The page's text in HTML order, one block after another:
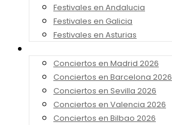
Festivales en Andalucia
Festivales en Galicia
Festivales en Asturias
Conciertos en Madrid 2026
Conciertos en Barcelona 2026
Conciertos en Sevilla 2026
Conciertos en Valencia 2026
Conciertos en Bilbao 2026